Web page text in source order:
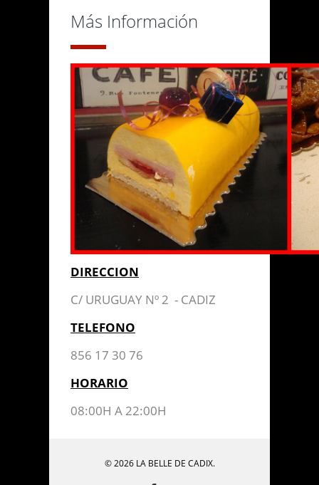
Más Información
DIRECCION
C/ URUGUAY Nº 2 - CADIZ
TELEFONO
856 17 30 76
HORARIO
08:00H A 22:00H
© 2026 LA BELLE DE CADIX.